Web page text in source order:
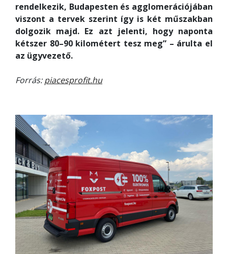
rendelkezik, Budapesten és agglomerációjában
viszont a tervek szerint így is két műszakban
dolgozik majd. Ez azt jelenti, hogy naponta
kétszer 80–90 kilométert tesz meg” – árulta el
az ügyvezető.
Forrás:piacesprofit.hu